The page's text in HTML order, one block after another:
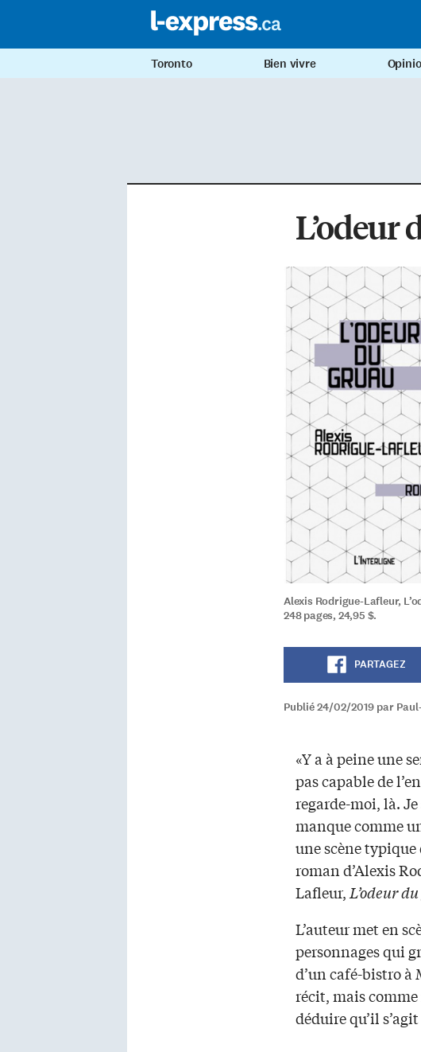
Toronto Bien vivre
L’odeur
Alexis Rodrigue-Lafleur,
248 pages, 24,95 $.
PARTAGEZ
Publié 24/02/2019 par
«Y a à peine une
pas capable de
regarde-moi, là.
manque comme
une scène
roman d’Alexis
Lafleur,L’odeur
L’auteur met en
personnages qui
d’un café-bistro à
récit, mais
déduire qu’il